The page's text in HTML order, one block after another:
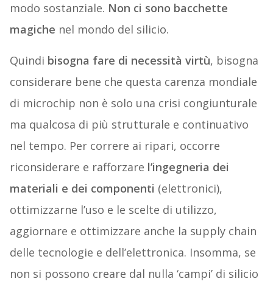
modo sostanziale. Non ci sono bacchette
magiche nel mondo del silicio.
Quindi bisogna fare di necessità virtù, bisogna
considerare bene che questa carenza mondiale
di microchip non è solo una crisi congiunturale
ma qualcosa di più strutturale e continuativo
nel tempo. Per correre ai ripari, occorre
riconsiderare e rafforzare l’ingegneria dei
materiali e dei componenti (elettronici),
ottimizzarne l’uso e le scelte di utilizzo,
aggiornare e ottimizzare anche la supply chain
delle tecnologie e dell’elettronica. Insomma, se
non si possono creare dal nulla ‘campi’ di silicio